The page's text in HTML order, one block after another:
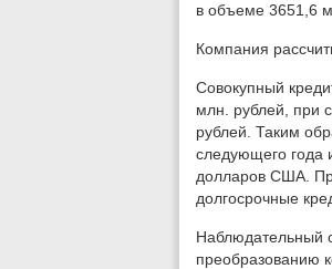
в объеме 3651,6
Компания
Совокупный
млн. рублей, при
рублей. Таким
следующего года
долларов США.
долгосрочные
Наблюдательный
преобразованию